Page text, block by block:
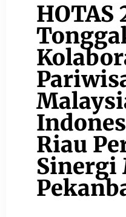
HOTAS
Riau
Sinergi